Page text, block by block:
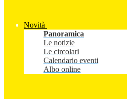
Novità
Panoramica
Le notizie
Le circolari
Calendario eventi
Albo online